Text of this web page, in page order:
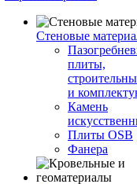
Стеновые
плиты,
и
Камень
Плиты OSB
Фанера